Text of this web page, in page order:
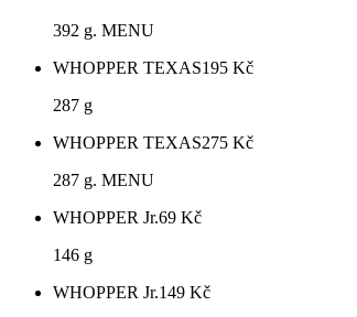
392 g. MENU
WHOPPER TEXAS195 Kč
287 g
WHOPPER TEXAS275 Kč
287 g. MENU
WHOPPER Jr.69 Kč
146 g
WHOPPER Jr.149 Kč